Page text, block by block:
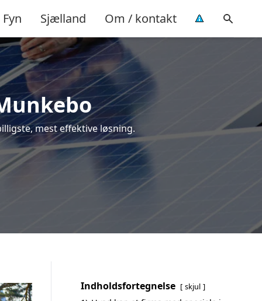
Fyn Sjælland Om / kontakt
mest effektive løsning.
Indholdsfortegnelse skjul